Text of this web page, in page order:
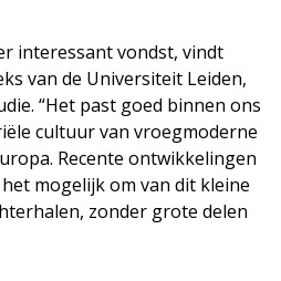
interessant vondst, vindt
van de Universiteit Leiden,
“Het past goed binnen ons
cultuur van vroegmoderne
Recente ontwikkelingen
mogelijk om van dit kleine
zonder grote delen